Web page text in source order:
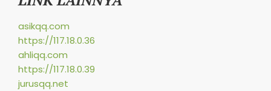
asikqq.com
https://117.18.0.36
ahliqq.com
https://117.18.0.39
jurusqq.net